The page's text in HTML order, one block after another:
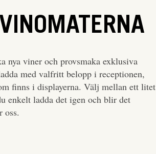
nya viner och provsmaka exklusiva
med valfritt belopp i receptionen,
finns i displayerna. Välj mellan ett litet
enkelt ladda det igen och blir det
oss.